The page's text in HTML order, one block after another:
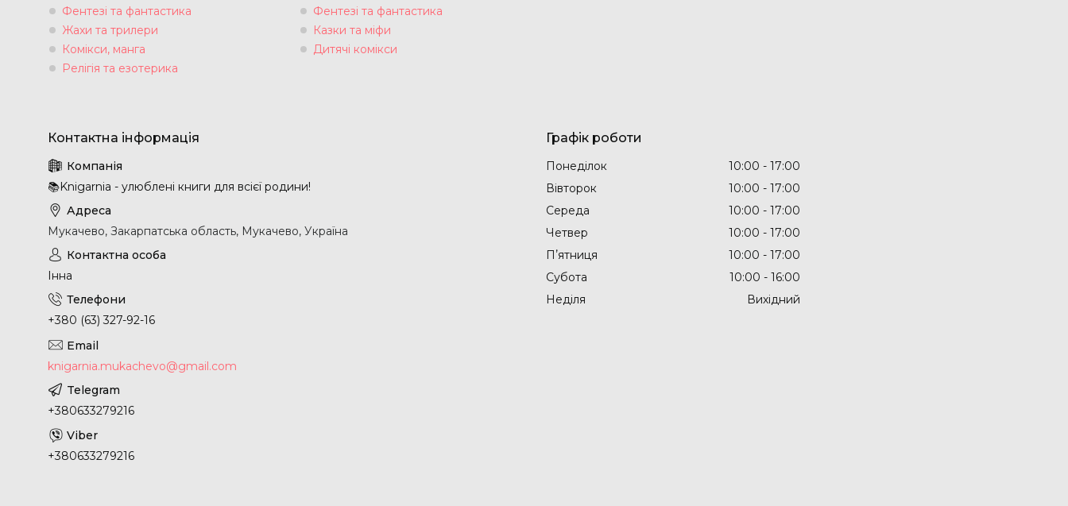
Фентезі та фантастика
Жахи та трилери
Комікси, манга
Релігія та езотерика
Фентезі та фантастика
Казки та міфи
Дитячі комікси
📚Knigarnia - улюблені книги для всієї родини!
Мукачево, Закарпатська область, Мукачево, Україна
Інна
+380 (63) 327-92-16
knigarnia.mukachevo@gmail.com
+380633279216
+380633279216
Графік роботи
Понеділок 10:00
17:00
Вівторок
10:00
17:00
Середа
10:00
17:00
Четвер
10:00
17:00
Пʼятниця
10:00
17:00
Субота
10:00
16:00
Неділя
Вихідний